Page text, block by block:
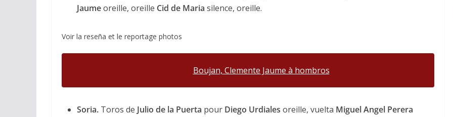
Jaumeoreille, oreille Cid de Maria silence, oreille.
Voir la reseña et le reportage photos
Boujan, Clemente Jaume à hombros
Soria. Toros de Julio de la Puerta pour Diego Urdiales oreille, vuelta Miguel Angel Perera